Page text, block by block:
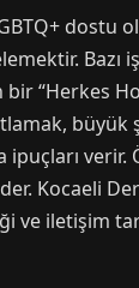
dostu
Bazı
“Herkes
büyük
Kocaeli
ve iletişim